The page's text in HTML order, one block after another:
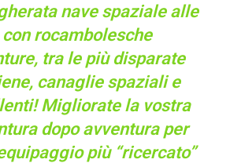
nave spaziale alle
rocambolesche
tra le più disparate
canaglie spaziali e
Migliorate la vostra
dopo avventura per
più “ricercato”